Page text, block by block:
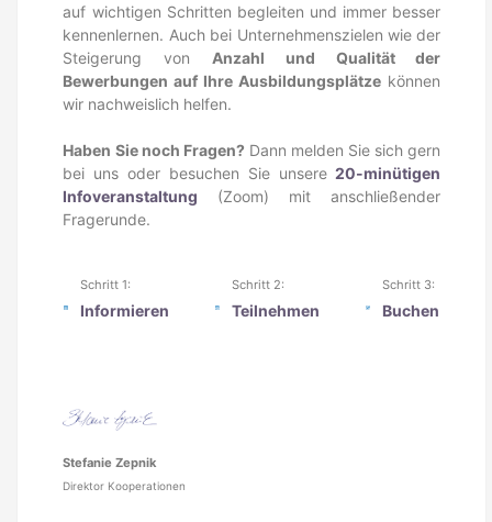
auf wichtigen Schritten begleiten und immer besser
kennenlernen. Auch bei Unternehmenszielen wie der
Steigerung von Anzahl und Qualität der
Bewerbungen auf Ihre Ausbildungsplätze können
wir nachweislich helfen.
Haben Sie noch Fragen? Dann melden Sie sich gern
bei uns oder besuchen Sie unsere20-minütigen
Infoveranstaltung (Zoom) mit anschließender
Fragerunde.
Schritt 1:
Informieren
Schritt 2:
Teilnehmen
Schritt 3:
Buchen
Stefanie Zepnik
Direktor Kooperationen